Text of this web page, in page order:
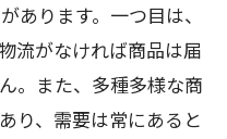
あります。一つ目は、
流がなければ商品は届
。また、多種多様な商
り、需要は常にあると